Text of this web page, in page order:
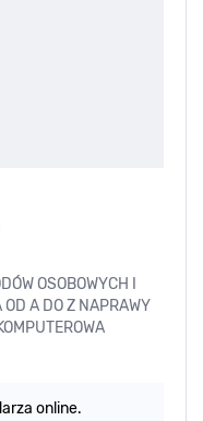
OSOBOWYCH I
A DO Z NAPRAWY
online.